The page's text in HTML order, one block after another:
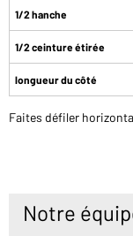
1/2 hanche
1/2 ceinture étirée
longueur du côté
Faites défiler
Notre